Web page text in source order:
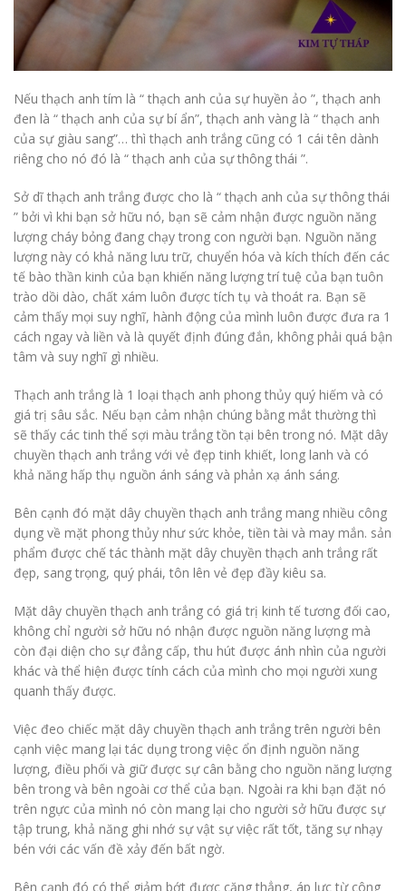
Nếu thạch anh tím là “ thạch anh của sự huyền ảo ”, thạch anh
đen là “ thạch anh của sự bí ẩn”, thạch anh vàng là “ thạch anh
của sự giàu sang”… thì thạch anh trắng cũng có 1 cái tên dành
riêng cho nó đó là “ thạch anh của sự thông thái ”.
Sở dĩ thạch anh trắng được cho là “ thạch anh của sự thông thái
” bởi vì khi bạn sở hữu nó, bạn sẽ cảm nhận được nguồn năng
lượng cháy bỏng đang chạy trong con người bạn. Nguồn năng
lượng này có khả năng lưu trữ, chuyển hóa và kích thích đến các
tế bào thần kinh của bạn khiến năng lượng trí tuệ của bạn tuôn
trào dồi dào, chất xám luôn được tích tụ và thoát ra. Bạn sẽ
cảm thấy mọi suy nghĩ, hành động của mình luôn được đưa ra 1
cách ngay và liền và là quyết định đúng đắn, không phải quá bận
tâm và suy nghĩ gì nhiều.
Thạch anh trắng là 1 loại thạch anh phong thủy quý hiếm và có
giá trị sâu sắc. Nếu bạn cảm nhận chúng bằng mắt thường thì
sẽ thấy các tinh thể sợi màu trắng tồn tại bên trong nó. Mặt dây
chuyền thạch anh trắng với vẻ đẹp tinh khiết, long lanh và có
khả năng hấp thụ nguồn ánh sáng và phản xạ ánh sáng.
Bên cạnh đó mặt dây chuyền thạch anh trắng mang nhiều công
dụng về mặt phong thủy như sức khỏe, tiền tài và may mắn. sản
phẩm được chế tác thành mặt dây chuyền thạch anh trắng rất
đẹp, sang trọng, quý phái, tôn lên vẻ đẹp đầy kiêu sa.
Mặt dây chuyền thạch anh trắng có giá trị kinh tế tương đối cao,
không chỉ người sở hữu nó nhận được nguồn năng lượng mà
còn đại diện cho sự đẳng cấp, thu hút được ánh nhìn của người
khác và thể hiện được tính cách của mình cho mọi người xung
quanh thấy được.
Việc đeo chiếc mặt dây chuyền thạch anh trắng trên người bên
cạnh việc mang lại tác dụng trong việc ổn định nguồn năng
lượng, điều phối và giữ được sự cân bằng cho nguồn năng lượng
bên trong và bên ngoài cơ thể của bạn. Ngoài ra khi bạn đặt nó
trên ngực của mình nó còn mang lại cho người sở hữu được sự
tập trung, khả năng ghi nhớ sự vật sự việc rất tốt, tăng sự nhạy
bén với các vấn đề xảy đến bất ngờ.
Bên cạnh đó có thể giảm bớt được căng thẳng, áp lực từ công